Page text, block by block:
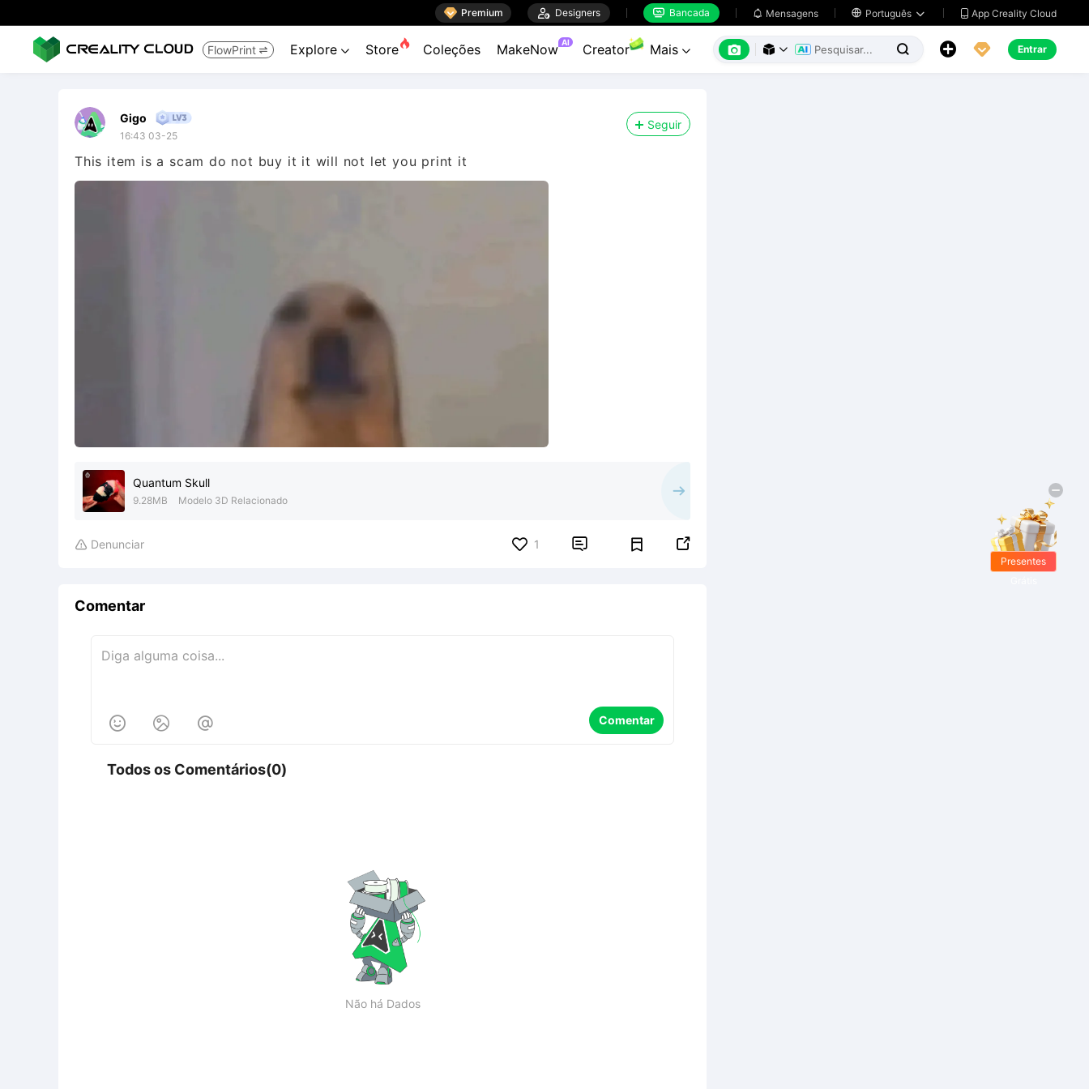
 Premium  Designers  Bancada  Mensagens  Português   App Creality Cloud
FlowPrint  Explore  Store Coleções MakeNow AI Creator Mais        Entrar
Gigo
16:43 03-25
Seguir
This item is a scam do not buy it it will not let you print it
Quantum Skull
9.28MB Modelo 3D Relacionado
 Denunciar 1  
Comentar
   Comentar
Todos os Comentários(0)
Não há Dados
Presentes